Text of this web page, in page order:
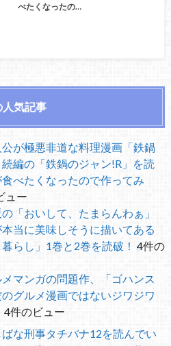
べたくなったの…
人気記事
公が極悪非道な料理漫画「鉄鍋
編の「鉄鍋のジャン!R」を読
べたくなったので作ってみ
ュー
の「おいして、たまらんわぁ」
当に美味しそうに描いてある
暮らし」1巻と2巻を読破！ 4件の
メマンガの問題作、「ゴハンス
グルメ漫画ではないジワジワ
4件のビュー
ばな刑事タチバナ12を読んでい